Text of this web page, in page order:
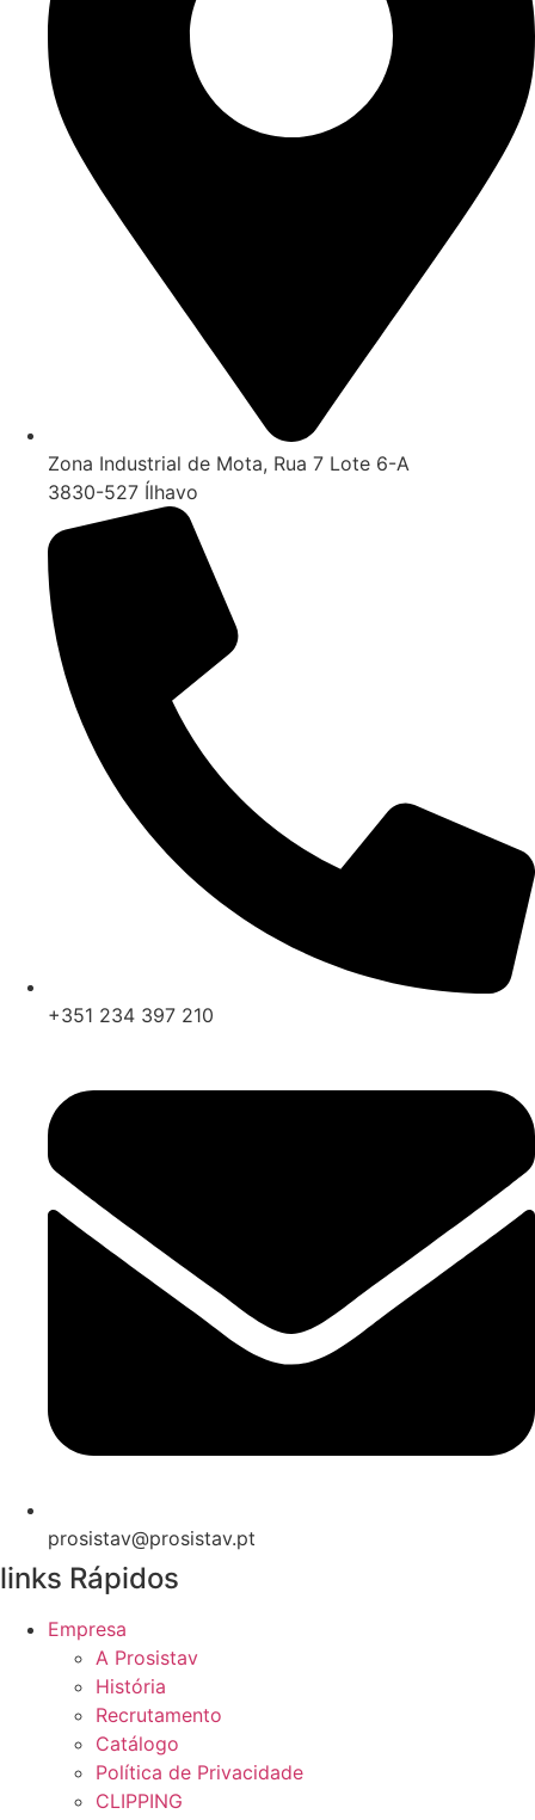
Zona Industrial de Mota, Rua 7 Lote 6-A
3830-527 Ílhavo
+351 234 397 210
prosistav@prosistav.pt
links Rápidos
Empresa
A Prosistav
História
Recrutamento
Catálogo
Política de Privacidade
CLIPPING